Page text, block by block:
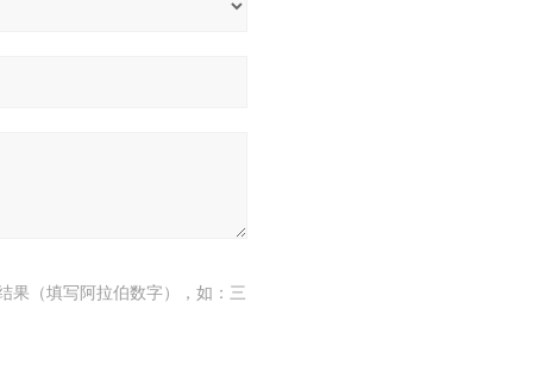
果（填写阿拉伯数字），如：三